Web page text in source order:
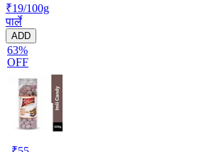
₹19/100g
पार्ले
ADD
63%
OFF